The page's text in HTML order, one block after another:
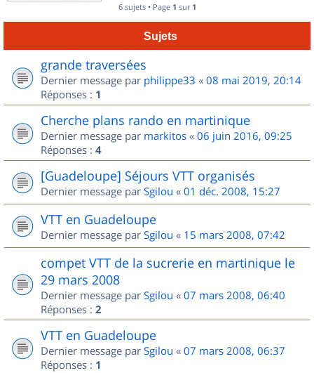
6 sujets • Page 1 sur 1
Sujets
grande traversées
Dernier message par philippe33 « 08 mai 2019, 20:14
Réponses : 1
Cherche plans rando en martinique
Dernier message par markitos « 06 juin 2016, 09:25
Réponses : 4
[Guadeloupe] Séjours VTT organisés
Dernier message par Sgilou « 01 déc. 2008, 15:27
VTT en Guadeloupe
Dernier message par Sgilou « 15 mars 2008, 07:42
compet VTT de la sucrerie en martinique le
29 mars 2008
Dernier message par Sgilou « 07 mars 2008, 06:40
Réponses : 2
VTT en Guadeloupe
Dernier message par Sgilou « 07 mars 2008, 06:37
Réponses : 1